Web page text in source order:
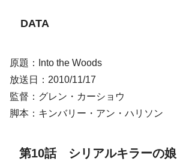
DATA
原題：Into the Woods
放送日：2010/11/17
監督：グレン・カーショウ
脚本：キンバリー・アン・ハリソン
第10話 シリアルキラーの娘